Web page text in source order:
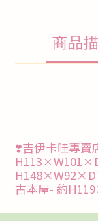
商品
❣️吉伊卡哇專賣
古本屋- 約